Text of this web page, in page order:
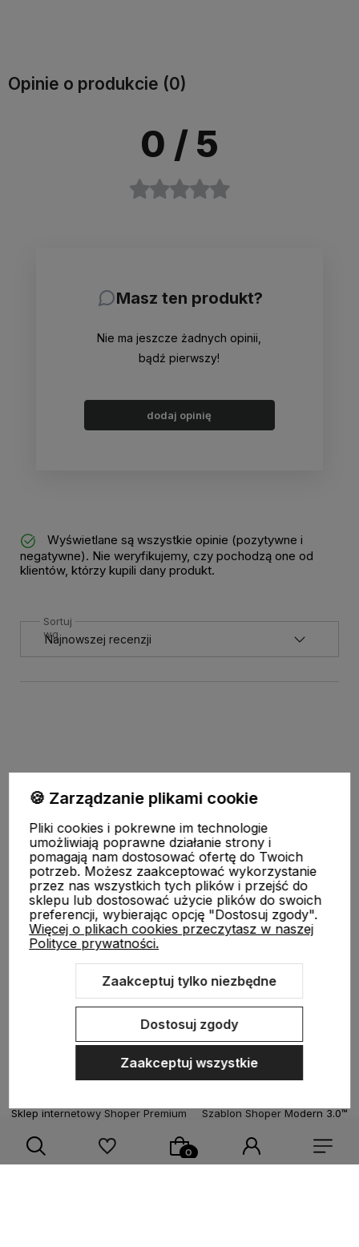
Opinie o produkcie (0)
0 / 5
Masz ten produkt?
Nie ma jeszcze żadnych opinii,
bądź pierwszy!
dodaj opinię
Wyświetlane są wszystkie opinie (pozytywne i
negatywne). Nie weryfikujemy, czy pochodzą one od
klientów, którzy kupili dany produkt.
Sortuj
wg
Pomoc
STREFA KLIENTA
O nas
Sklep internetowy Shoper Premium
Szablon Shoper Modern 3.0™
🍪 Zarządzanie plikami cookie
Pliki cookies i pokrewne im technologie
umożliwiają poprawne działanie strony i
pomagają nam dostosować ofertę do Twoich
potrzeb. Możesz zaakceptować wykorzystanie
przez nas wszystkich tych plików i przejść do
sklepu lub dostosować użycie plików do swoich
preferencji, wybierając opcję "Dostosuj zgody".
Więcej o plikach cookies przeczytasz w naszej
Polityce prywatności.
Zaakceptuj tylko niezbędne
Dostosuj zgody
Zaakceptuj wszystkie